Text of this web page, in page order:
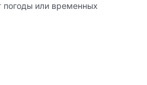
погоды или временных